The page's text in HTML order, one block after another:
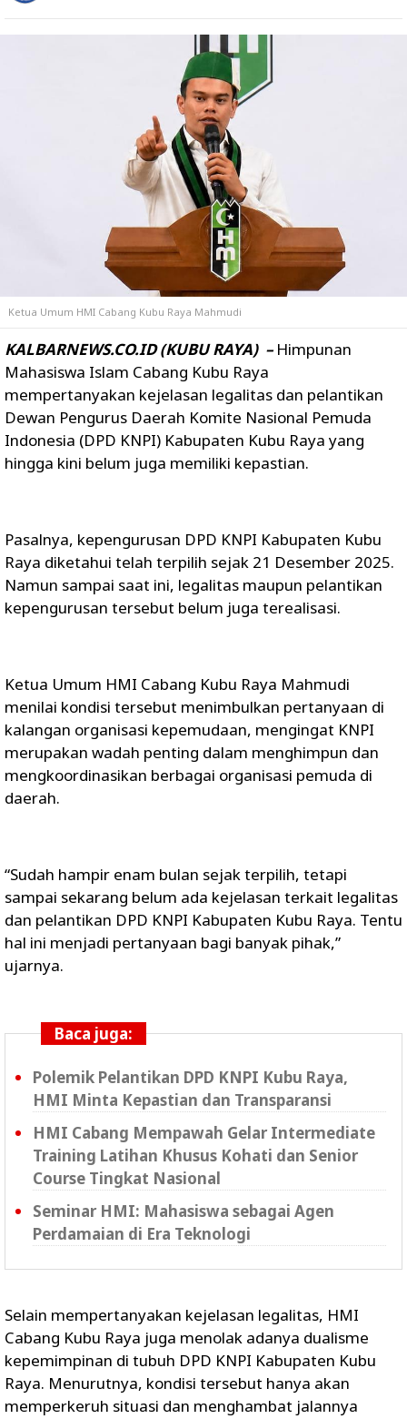
Ketua Umum HMI Cabang Kubu Raya Mahmudi
KALBARNEWS.CO.ID (KUBU RAYA) –Himpunan
Mahasiswa Islam Cabang Kubu Raya
mempertanyakan kejelasan legalitas dan pelantikan
Dewan Pengurus Daerah Komite Nasional Pemuda
Indonesia (DPD KNPI) Kabupaten Kubu Raya yang
hingga kini belum juga memiliki kepastian.
Pasalnya, kepengurusan DPD KNPI Kabupaten Kubu
Raya diketahui telah terpilih sejak 21 Desember 2025.
Namun sampai saat ini, legalitas maupun pelantikan
kepengurusan tersebut belum juga terealisasi.
Ketua Umum HMI Cabang Kubu Raya Mahmudi
menilai kondisi tersebut menimbulkan pertanyaan di
kalangan organisasi kepemudaan, mengingat KNPI
merupakan wadah penting dalam menghimpun dan
mengkoordinasikan berbagai organisasi pemuda di
daerah.
“Sudah hampir enam bulan sejak terpilih, tetapi
sampai sekarang belum ada kejelasan terkait legalitas
dan pelantikan DPD KNPI Kabupaten Kubu Raya. Tentu
hal ini menjadi pertanyaan bagi banyak pihak,”
ujarnya.
Baca juga:
Polemik Pelantikan DPD KNPI Kubu Raya,
HMI Minta Kepastian dan Transparansi
HMI Cabang Mempawah Gelar Intermediate
Training Latihan Khusus Kohati dan Senior
Course Tingkat Nasional
Seminar HMI: Mahasiswa sebagai Agen
Perdamaian di Era Teknologi
Selain mempertanyakan kejelasan legalitas, HMI
Cabang Kubu Raya juga menolak adanya dualisme
kepemimpinan di tubuh DPD KNPI Kabupaten Kubu
Raya. Menurutnya, kondisi tersebut hanya akan
memperkeruh situasi dan menghambat jalannya